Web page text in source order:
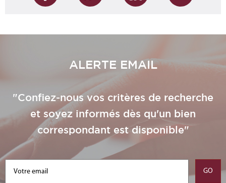
ALERTE EMAIL
"Confiez-nous vos critères de recherche
et soyez informés dès qu'un bien
correspondant est disponible"